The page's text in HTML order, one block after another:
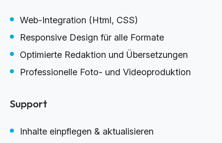
Web-Integration (Html, CSS)
Responsive Design für alle Formate
Optimierte Redaktion und Übersetzungen
Professionelle Foto- und Videoproduktion
Support
Inhalte einpflegen & aktualisieren